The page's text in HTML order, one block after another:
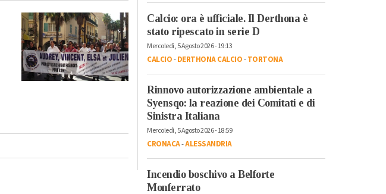
Calcio: ora è ufficiale. Il Derthona è
stato ripescato in serie D
Mercoledì, 5 Agosto 2026 - 19:13
CALCIO-DERTHONA CALCIO-TORTONA
Rinnovo autorizzazione ambientale a
Syensqo: la reazione dei Comitati e di
Sinistra Italiana
Mercoledì, 5 Agosto 2026 - 18:59
CRONACA-ALESSANDRIA
Incendio boschivo a Belforte
Monferrato